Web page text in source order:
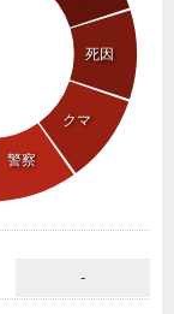
死因
クマ
警察
-